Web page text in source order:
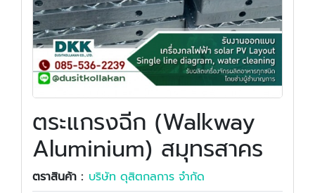
ตระแกรงฉีก (Walkway
Aluminium) สมุทรสาคร
ตราสินค้า : บริษัท ดุสิตกลการ จำกัด